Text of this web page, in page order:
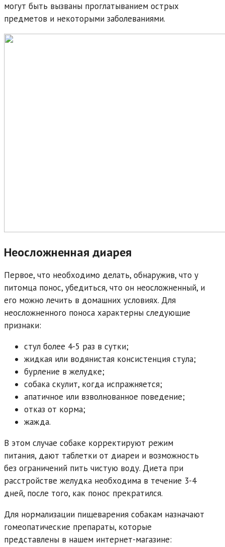
могут быть вызваны проглатыванием острых
предметов и некоторыми заболеваниями.
Неосложненная диарея
Первое, что необходимо делать, обнаружив, что у
питомца понос, убедиться, что он неосложненный, и
его можно лечить в домашних условиях. Для
неосложненного поноса характерны следующие
признаки:
стул более 4-5 раз в сутки;
жидкая или водянистая консистенция стула;
бурление в желудке;
собака скулит, когда испражняется;
апатичное или взволнованное поведение;
отказ от корма;
жажда.
В этом случае собаке корректируют режим
питания, дают таблетки от диареи и возможность
без ограничений пить чистую воду. Диета при
расстройстве желудка необходима в течение 3-4
дней, после того, как понос прекратился.
Для нормализации пищеварения собакам назначают
гомеопатические препараты, которые
представлены в нашем интернет-магазине: